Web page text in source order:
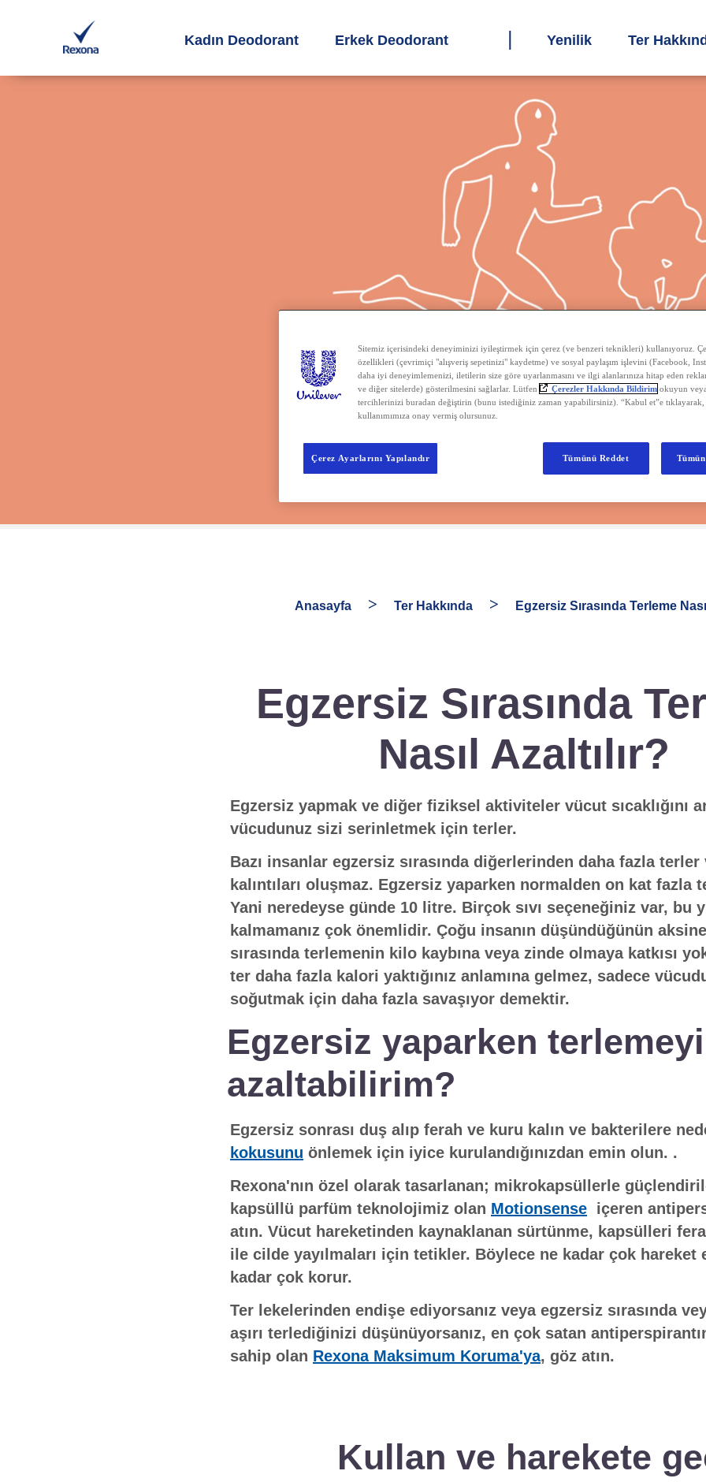
Kadın Deodorant Erkek Deodorant Yenilik Ter
Anasayfa Ter Hakkında Egzersiz Sırasında Terleme
Egzersiz Sırasında
Nasıl Azaltılır?
Egzersiz yapmak ve diğer fiziksel aktiviteler vücut sıcaklığını
vücudunuz sizi serinletmek için terler.
Bazı insanlar egzersiz sırasında diğerlerinden daha fazla
kalıntıları oluşmaz. Egzersiz yaparken normalden on kat fazla
Yani neredeyse günde 10 litre. Birçok sıvı seçeneğiniz var, bu
kalmamanız çok önemlidir. Çoğu insanın düşündüğünün
sırasında terlemenin kilo kaybına veya zinde olmaya katkısı
ter daha fazla kalori yaktığınız anlamına gelmez, sadece
soğutmak için daha fazla savaşıyor demektir.
Egzersiz yaparken
azaltabilirim?
Egzersiz sonrası duş alıp ferah ve kuru kalın ve bakterilere
kokusunu önlemek için iyice kurulandığınızdan emin olun. .
Rexona'nın özel olarak tasarlanan; mikrokapsüllerle
kapsüllü parfüm teknolojimiz olan Motionsense içeren
atın. Vücut hareketinden kaynaklanan sürtünme, kapsülleri
ile cilde yayılmaları için tetikler. Böylece ne kadar çok hareket
kadar çok korur.
Ter lekelerinden endişe ediyorsanız veya egzersiz sırasında
aşırı terlediğinizi düşünüyorsanız, en çok satan
sahip olan Rexona Maksimum Koruma'ya, göz atın.
Kullan ve harekete
Sitemiz içerisindeki deneyiminizi iyileştirmek için çerez (ve benzeri teknikleri) kullanıyoruz.
özellikleri (çevrimiçi "alışveriş sepetinizi" kaydetme) ve sosyal paylaşım işlevini (Facebook,
daha iyi deneyimlemenizi, iletilerin size göre uyarlanmasını ve ilgi alanlarınıza hitap eden
ve diğer sitelerde) gösterilmesini sağlarlar. Lütfen
Çerezler Hakkında Bildirim okuyun
tercihlerinizi buradan değiştirin (bunu istediğiniz zaman yapabilirsiniz). “Kabul et”e tıklayarak,
kullanımımıza onay vermiş olursunuz.
Çerez Ayarlarını Yapılandır Tümünü Reddet